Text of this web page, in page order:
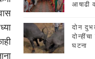
आषाढी
दोन
घटना